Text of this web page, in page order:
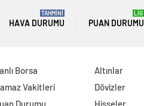
HAVA DURUMU
TAHMİNİ
PUAN DURUMU
LİG
Borsa
Vakitleri
Durumu
Altınlar
Dövizler
Hisseler